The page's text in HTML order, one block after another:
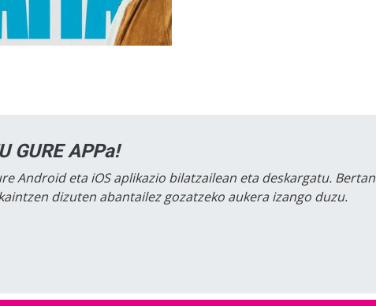
GURE APPa!
Android eta iOS aplikazio bilatzailean eta deskargatu. Bertan
dizuten abantailez gozatzeko aukera izango duzu.